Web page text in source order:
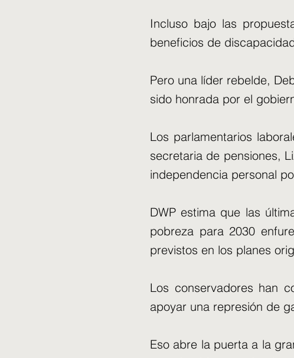
Incluso bajo las
beneficios de
Pero una líder rebelde,
sido honrada por el
Los parlamentarios
secretaria de pensiones,
independencia personal
DWP estima que las
pobreza para 2030
previstos en los planes
Los conservadores han
apoyar una represión de
Eso abre la puerta a la